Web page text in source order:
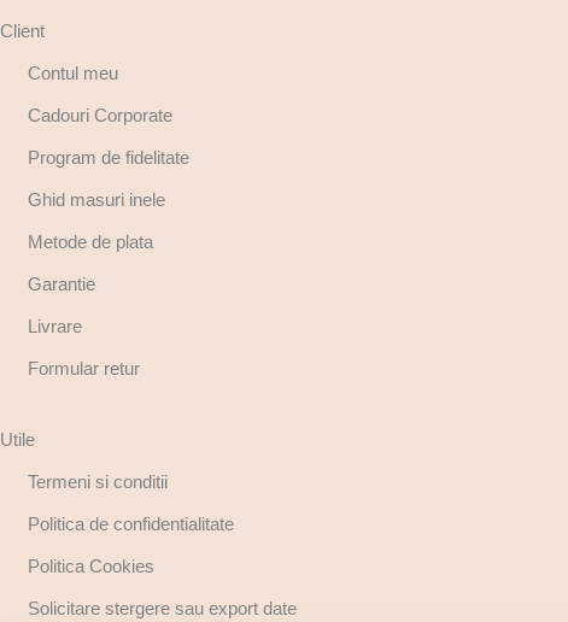
Client
Contul meu
Cadouri Corporate
Program de fidelitate
Ghid masuri inele
Metode de plata
Garantie
Livrare
Formular retur
Utile
Termeni si conditii
Politica de confidentialitate
Politica Cookies
Solicitare stergere sau export date